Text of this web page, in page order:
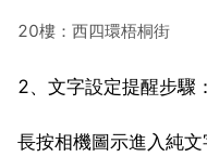
20樓：西四環梧桐街
2、文字設定提醒步驟：
長按相機圖示進入純